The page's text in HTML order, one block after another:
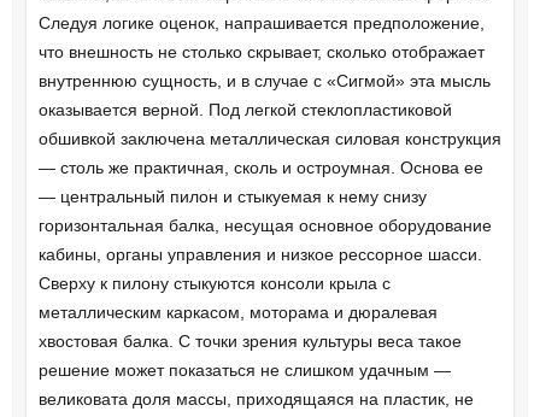
Следуя логике оценок, напрашивается предположение,
что внешность не столько скрывает, сколько отображает
внутреннюю сущность, и в случае с «Сигмой» эта мысль
оказывается верной. Под легкой стеклопластиковой
обшивкой заключена металлическая силовая конструкция
— столь же практичная, сколь и остроумная. Основа ее
— центральный пилон и стыкуемая к нему снизу
горизонтальная балка, несущая основное оборудование
кабины, органы управления и низкое рессорное шасси.
Сверху к пилону стыкуются консоли крыла с
металлическим каркасом, моторама и дюралевая
хвостовая балка. С точки зрения культуры веса такое
решение может показаться не слишком удачным —
великовата доля массы, приходящаяся на пластик, не